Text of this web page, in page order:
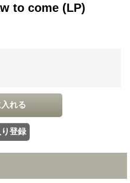
to come (LP)